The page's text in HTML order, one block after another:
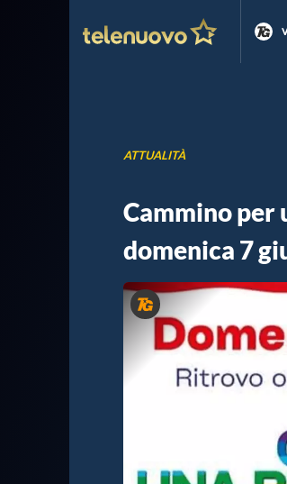
ATTUALITÀ
Cammino per
domenica 7